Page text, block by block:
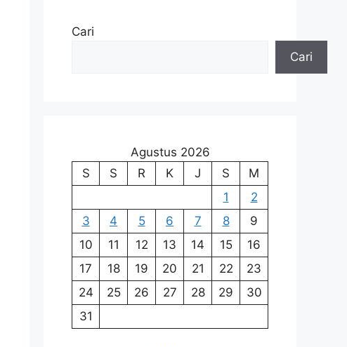
Cari
Cari
Agustus 2026
S
S R K J S
M
1
2
3
4 5 6 7 8
9
10
11 12 13 14 15
16
17
18 19 20 21 22
23
24
25 26 27 28 29
30
31